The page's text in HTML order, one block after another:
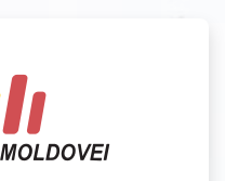
Conectați-vă